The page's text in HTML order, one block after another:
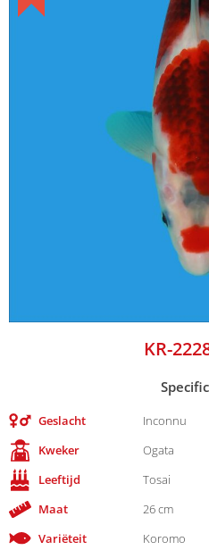
KR-
Geslacht
Inconnu
Kweker
Ogata
Leeftijd
Tosai
Maat
26 cm
Variëteit
Koromo